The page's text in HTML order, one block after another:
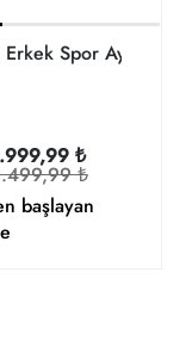
6M Huges Tx
Erkek Spor
₺
₺
başlayan